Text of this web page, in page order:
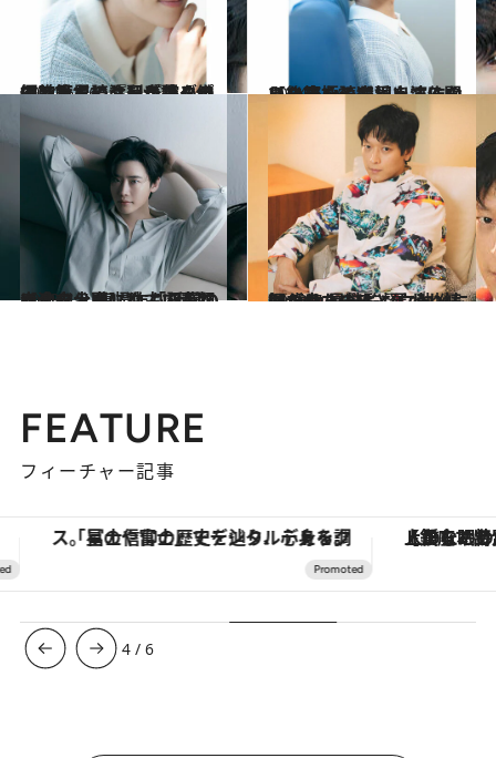
2024.6.16
【前篇を読む】『ユミの細胞たち』『梨泰院クラス』世界で注目を集めるアン・ボヒョンが語る俳優としてのターニングポイント
カルチャー 2024.6.16
【後篇を読む】出演作のヒロインと恋愛をするなら？アン・ボヒョンに聞いた究極の選択！
カルチャー
2023.4.7
【全文公開】独占で素顔に迫る！ 復帰作も話題のイ・ジョンソク 「日常の幸せを大事にしていきたい」
カルチャー 2022.7.2
顔が良すぎると言われ続けた カン・ドンウォンも41歳。 是枝監督に執拗に撮られたのは…
カルチャー
FEATURE
フィーチャー記事
「星のや富士」でデジタルデトックス。冨士信仰の歴史を辿り、心身を調える。 【銀座で出合う最旬美容】美髪ケアや上質
4 /6